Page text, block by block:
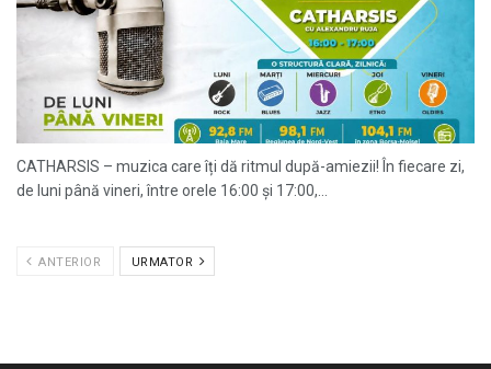
CATHARSIS – muzica care îți dă ritmul după-amiezii! În fiecare zi,
de luni până vineri, între orele 16:00 și 17:00,...
ANTERIOR URMATOR